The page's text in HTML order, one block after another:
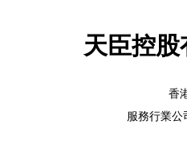
天臣控股
香
服務行業公